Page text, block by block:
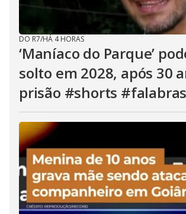
DO R7/HÁ 4 HORAS
‘Maníaco do Parque’
solto em 2028, após 30
prisão #shorts